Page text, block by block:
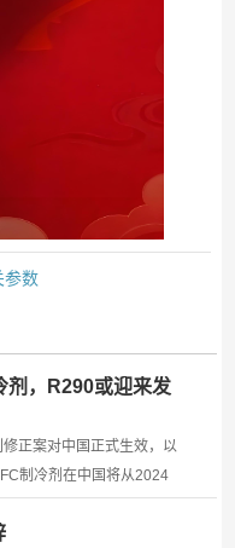
参数
剂，R290或迎来发
正案对中国正式生效，以
制冷剂在中国将从2024
表的低GWP值制冷剂将